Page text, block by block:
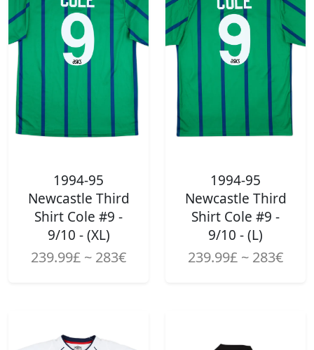
1994-95
Newcastle Third
Shirt Cole #9 -
9/10 - (XL)
239.99£ ~ 283€
1994-95
Newcastle Third
Shirt Cole #9 -
9/10 - (L)
239.99£ ~ 283€